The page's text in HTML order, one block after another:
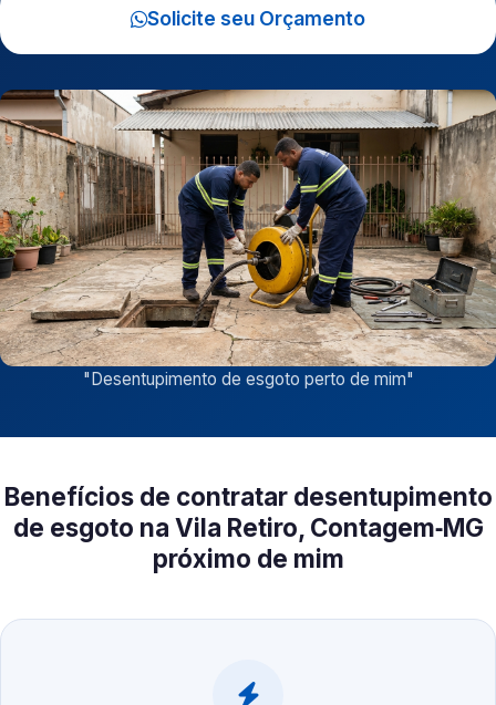
Solicite seu Orçamento
"Desentupimento de esgoto perto de mim"
Benefícios de contratar desentupimento
de esgoto na Vila Retiro, Contagem‑MG
próximo de mim